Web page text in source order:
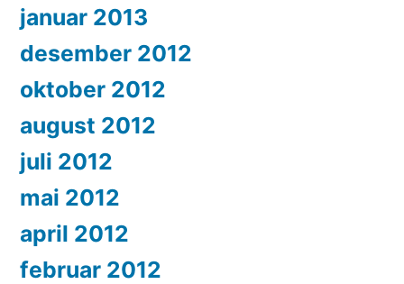
januar 2013
desember 2012
oktober 2012
august 2012
juli 2012
mai 2012
april 2012
februar 2012